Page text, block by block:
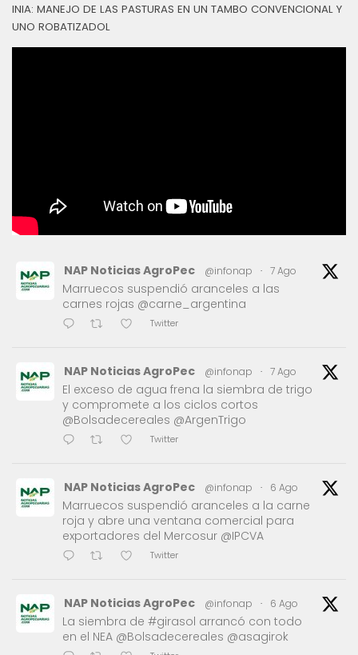
INIA: MANEJO DE LAS PASTURAS EN UN TAMBO CONVENCIONAL Y
UNO ROBATIZADOL
NAP Noticias AgroPec @infonap · 7 Ago
Marruecos suspendió aranceles a las
carnes rojas @carne_argentina
Twitter
NAP Noticias AgroPec @infonap · 7 Ago
El exceso de agua frena la siembra de trigo
y compromete a los ciclos cortos
@Bolsadecereales @ArgenTrigo
Twitter
NAP Noticias AgroPec @infonap · 6 Ago
Marruecos suspendió aranceles a la carne
roja y abre una ventana comercial para
exportadores del Mercosur @IPCVA
Twitter
NAP Noticias AgroPec @infonap · 6 Ago
La siembra de #girasol arrancó con todo
en el NEA @Bolsadecereales @asagirok